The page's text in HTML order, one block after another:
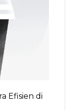
Efisien di